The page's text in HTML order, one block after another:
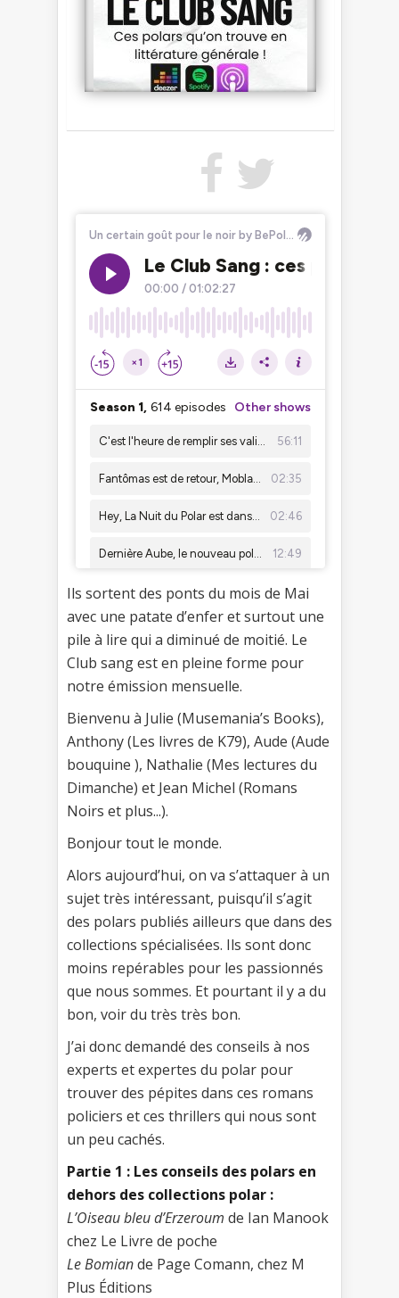
Ils sortent des ponts du mois de Mai
avec une patate d’enfer et surtout une
pile à lire qui a diminué de moitié. Le
Club sang est en pleine forme pour
notre émission mensuelle.
Bienvenu à Julie (Musemania’s Books),
Anthony (Les livres de K79), Aude (Aude
bouquine ), Nathalie (Mes lectures du
Dimanche) et Jean Michel (Romans
Noirs et plus...).
Bonjour tout le monde.
Alors aujourd’hui, on va s’attaquer à un
sujet très intéressant, puisqu’il s’agit
des polars publiés ailleurs que dans des
collections spécialisées. Ils sont donc
moins repérables pour les passionnés
que nous sommes. Et pourtant il y a du
bon, voir du très très bon.
J’ai donc demandé des conseils à nos
experts et expertes du polar pour
trouver des pépites dans ces romans
policiers et ces thrillers qui nous sont
un peu cachés.
Partie 1 : Les conseils des polars en
dehors des collections polar :
L’Oiseau bleu d’Erzeroum de Ian Manook
chez Le Livre de poche
Le Bomiande Page Comann, chez M
Plus Éditions